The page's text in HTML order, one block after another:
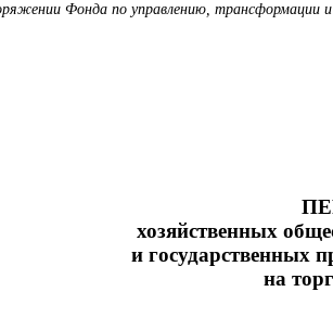
Фонда по управлению, трансформации и
хозяйственных
и государственных
на